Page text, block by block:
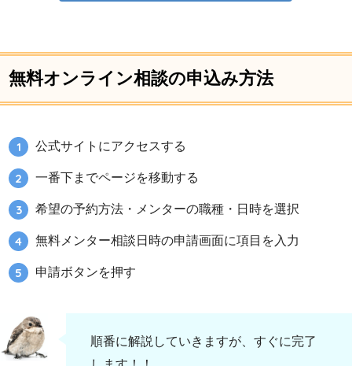
無料オンライン相談の申込み方法
公式サイトにアクセスする
一番下までページを移動する
希望の予約方法・メンターの職種・日時を選択
無料メンター相談日時の申請画面に項目を入力
申請ボタンを押す
順番に解説していきますが、すぐに完了